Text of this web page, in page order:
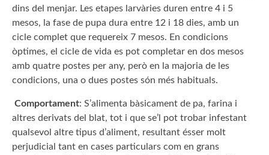
dins del menjar. Les etapes larvàries duren entre 4 i 5
mesos, la fase de pupa dura entre 12 i 18 dies, amb un
cicle complet que requereix 7 mesos. En condicions
òptimes, el cicle de vida es pot completar en dos mesos
amb quatre postes per any, però en la majoria de les
condicions, una o dues postes són més habituals.
Comportament: S’alimenta bàsicament de pa, farina i
altres derivats del blat, tot i que se’l pot trobar infestant
qualsevol altre tipus d’aliment, resultant ésser molt
perjudicial tant en cases particulars com en grans